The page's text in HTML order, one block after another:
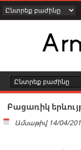
Բացառիկ
Ամսաթիվ 14/04/